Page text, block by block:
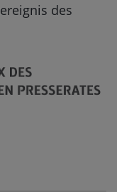
des